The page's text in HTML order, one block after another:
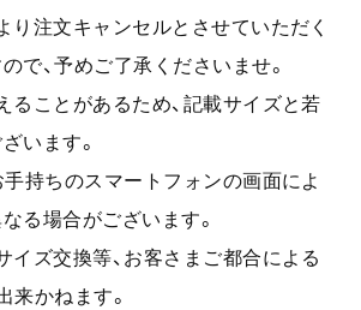
り注文キャンセルとさせていただく
で、予めご了承くださいませ。
ることがあるため、記載サイズと若
います。
手持ちのスマートフォンの画面によ
る場合がございます。
イズ交換等、お客さまご都合による
来かねます。